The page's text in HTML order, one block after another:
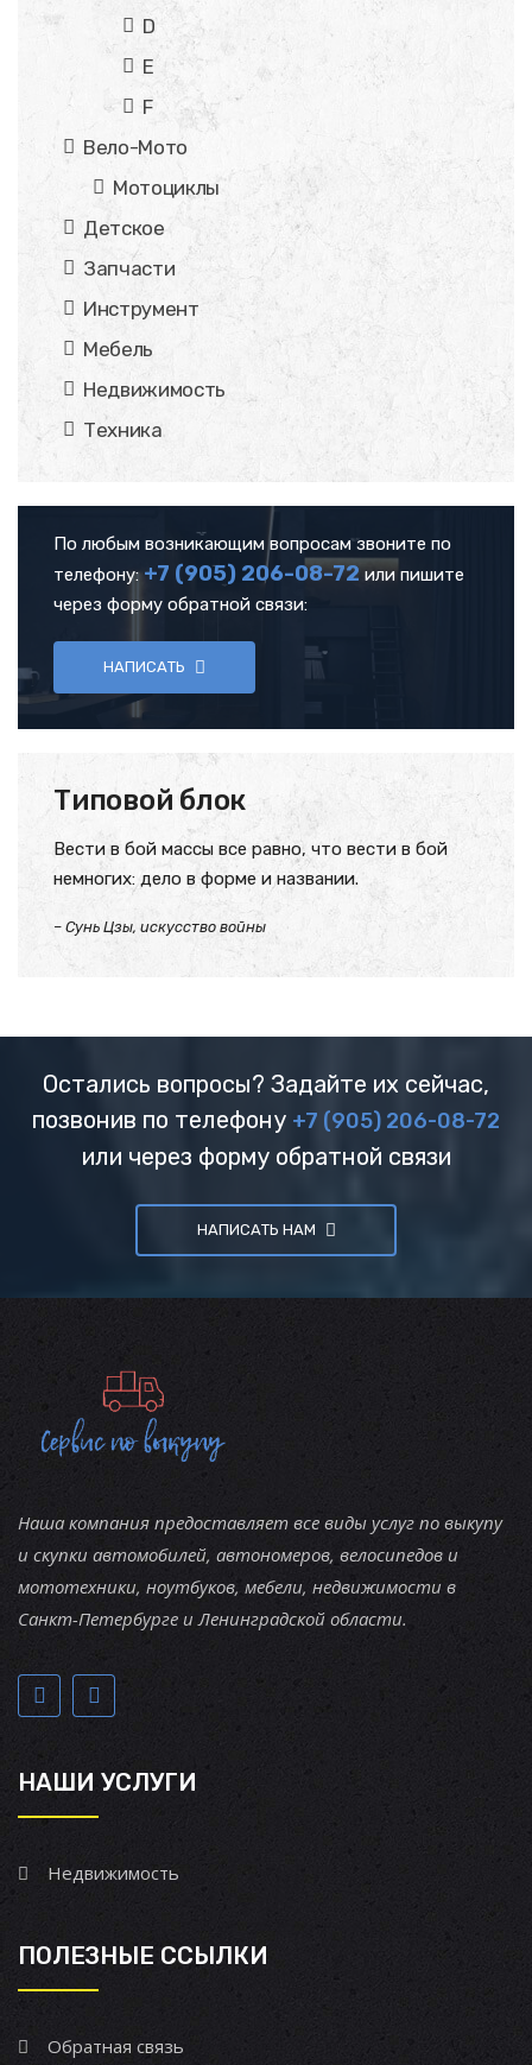
D
E
F
Вело-Мото
Мотоциклы
Детское
Запчасти
Инструмент
Мебель
Недвижимость
Техника
По любым возникающим вопросам звоните по
телефону:+7 (905) 206-08-72 или пишите
через форму обратной связи:
НАПИСАТЬ
Типовой блок
Вести в бой массы все равно, что вести в бой
немногих: дело в форме и названии.
– Сунь Цзы, искусство войны
Остались вопросы? Задайте их сейчас,
позвонив по телефону +7 (905) 206-08-72
или через форму обратной связи
НАПИСАТЬ НАМ
Наша компания предоставляет все виды услуг по выкупу
и скупки автомобилей, автономеров, велосипедов и
мототехники, ноутбуков, мебели, недвижимости в
Санкт-Петербурге и Ленинградской области.
НАШИ УСЛУГИ
Недвижимость
ПОЛЕЗНЫЕ ССЫЛКИ
Обратная связь